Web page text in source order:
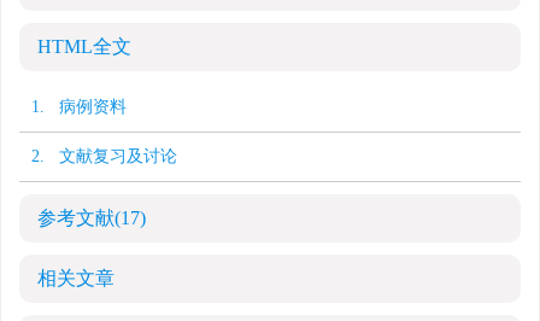
HTML全文
1. 病例资料
2. 文献复习及讨论
参考文献(17)
相关文章